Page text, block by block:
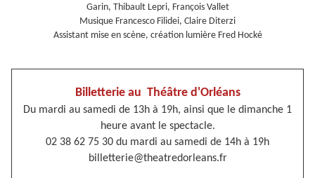
Garin, Thibault Lepri, François Vallet
Musique Francesco Filidei, Claire Diterzi
Assistant mise en scène, création lumière Fred Hocké
Billetterie au Théâtre d'Orléans
Du mardi au samedi de 13h à 19h, ainsi que le dimanche 1
heure avant le spectacle.
02 38 62 75 30 du mardi au samedi de 14h à 19h
billetterie@theatredorleans.fr